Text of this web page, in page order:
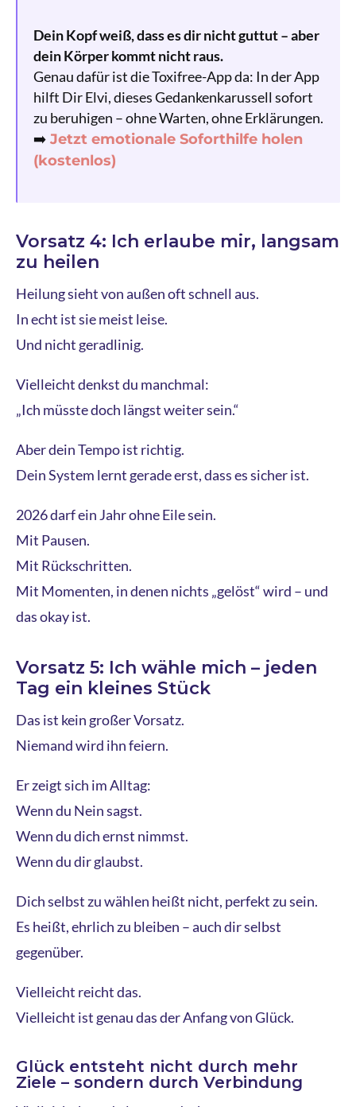
Dein Kopf weiß, dass es dir nicht guttut – aber
dein Körper kommt nicht raus.
Genau dafür ist die Toxifree-App da: In der App
hilft Dir Elvi, dieses Gedankenkarussell sofort
zu beruhigen – ohne Warten, ohne Erklärungen.
➡️Jetzt emotionale Soforthilfe holen
(kostenlos)
Vorsatz 4: Ich erlaube mir, langsam
zu heilen
Heilung sieht von außen oft schnell aus.
In echt ist sie meist leise.
Und nicht geradlinig.
Vielleicht denkst du manchmal:
„Ich müsste doch längst weiter sein.“
Aber dein Tempo ist richtig.
Dein System lernt gerade erst, dass es sicher ist.
2026 darf ein Jahr ohne Eile sein.
Mit Pausen.
Mit Rückschritten.
Mit Momenten, in denen nichts „gelöst“ wird – und
das okay ist.
Vorsatz 5: Ich wähle mich – jeden
Tag ein kleines Stück
Das ist kein großer Vorsatz.
Niemand wird ihn feiern.
Er zeigt sich im Alltag:
Wenn du Nein sagst.
Wenn du dich ernst nimmst.
Wenn du dir glaubst.
Dich selbst zu wählen heißt nicht, perfekt zu sein.
Es heißt, ehrlich zu bleiben – auch dir selbst
gegenüber.
Vielleicht reicht das.
Vielleicht ist genau das der Anfang von Glück.
Glück entsteht nicht durch mehr
Ziele – sondern durch Verbindung